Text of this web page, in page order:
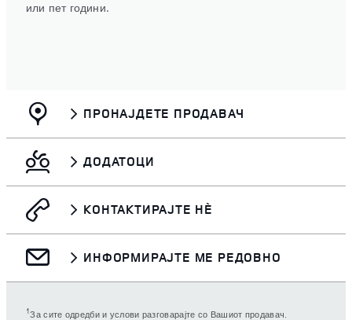
или пет години.
ПРОНАЈДЕТЕ ПРОДАВАЧ
ДОДАТОЦИ
КОНТАКТИРАЈТЕ НЀ
ИНФОРМИРАЈТЕ МЕ РЕДОВНО
1За сите одредби и услови разговарајте со Вашиот продавач.